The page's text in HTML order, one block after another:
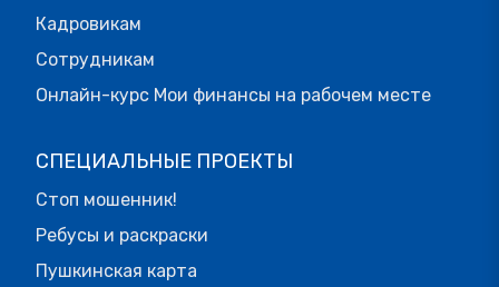
Кадровикам
Сотрудникам
Онлайн-курс Мои финансы на рабочем месте
СПЕЦИАЛЬНЫЕ ПРОЕКТЫ
Стоп мошенник!
Ребусы и раскраски
Пушкинская карта